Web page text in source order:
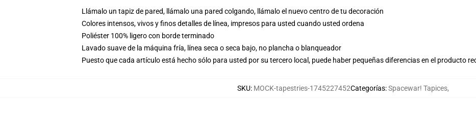
Llámalo un tapiz de pared, llámalo una pared colgando, llámalo el nuevo centro de tu decoración
Colores intensos, vivos y finos detalles de línea, impresos para usted cuando usted ordena
Poliéster 100% ligero con borde terminado
Lavado suave de la máquina fría, línea seca o seca bajo, no plancha o blanqueador
Puesto que cada artículo está hecho sólo para usted por su tercero local, puede haber pequeñas diferencias en el producto
SKU: MOCK-tapestries-1745227452Categorías:Spacewar! Tapices,